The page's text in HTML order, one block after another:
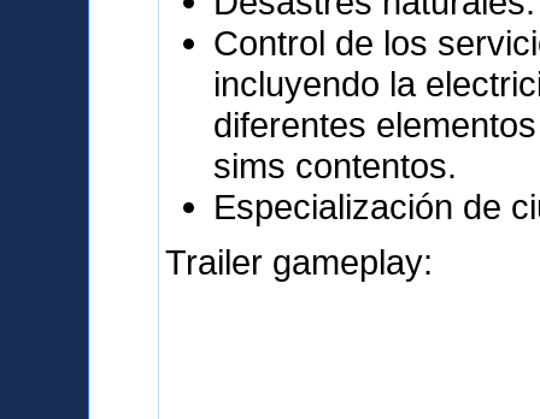
Control de los
incluyendo la
diferentes
sims contentos.
Especialización de
Trailer gameplay: